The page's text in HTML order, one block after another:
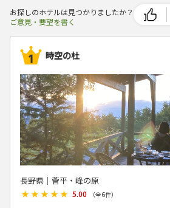
お探しのホテルは見つかりましたか？
ご意見・要望を書く
時空の杜
長野県│菅平・峰の原
★★★★★
★★★★★ 5.00 （全6件）